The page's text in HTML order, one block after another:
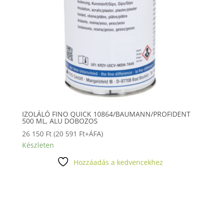
IZOLÁLÓ FINO QUICK 10864/BAUMANN/PROFIDENT
500 ML, ALU DOBOZOS
26 150 Ft (20 591 Ft+ÁFA)
Készleten
Hozzáadás a kedvencekhez